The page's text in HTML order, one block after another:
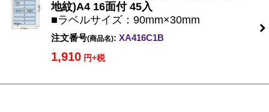
地紋)A4 16面付 45入
■ラベルサイズ：90mm×30mm
注文番号(商品名): XA416C1B
1,910 円+税